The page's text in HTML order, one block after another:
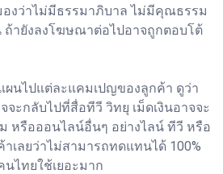
องว่าไม่มีธรรมาภิบาล ไม่มีคุณธรรม
ถ้ายังลงโฆษณาต่อไปอาจถูกตอบโต้
ผนไปแต่ละแคมเปญของลูกค้า ดูว่า
ะกลับไปที่สื่อทีวี วิทยุ เม็ดเงินอาจจะ
หรือออนไลน์อื่นๆ อย่างไลน์ ทีวี หรือ
เลยว่าไม่สามารถทดแทนได้ 100%
ไทยใช้เยอะมาก